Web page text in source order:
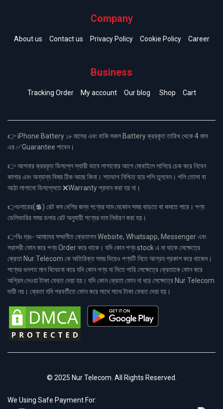
Company
About us Contact us Privacy Policy Cookie Policy Career
Business
Tracking Order My account Our blog Shop Cart
👉 iPhone Battery ১৮ মাসের এবং বাকি সকল Battery ক্রয়কৃত তারিখ থেকে 4 মাস
এর ✅Guarantee পাবেন।
👉 আপনার ক্রয়কৃত ডিসপ্লে স্থায়ী ভাবে লাগানোর আগে মোবাইলে লাগিয়ে চেক করে নিবেন
কালার এবং অন্যান্য বিষয় ঠিক আছে কিনা। শতভাগ নিশ্চিত হয়ে পলি তুলবেন। পলি তোলা বা
আঠা লাগানো ডিসপ্লেতে ❌Warranty প্রদান করা হয় না।
👉ডলারের(💲) রেট কম বেশির জন্য পণ্যের দাম যেকোন সময় বাড়তে বা কমতে পারে। পণ্য
ডেলিভারির সময় ডলার রেট অনুযায়ী পণ্যের দাম নির্ধারণ করা হয়।
👉বিঃ দ্রঃ- আমাদের সম্মানীত ক্রেতাগন Website, Whatsapp, Messenger এবং
সরাসরী ফোন করে পণ্য Order করে থাকে। যদি কোন পণ্য stock এ না থাকে সেক্ষেত্রে
ক্রেতা Nur Telecom কে অতিরিক্ত সময় দিয়েও পণ্যটি নিতে আগ্রহ প্রকাশ করে থাকেন।
পণ্যের গুনগত মান বিবেচনা করে যদি কোন পণ্য না দিতে পারি সেক্ষেত্রে ক্রেতাকে ফোন করে
অগ্রিম নেওয়া টাকা ফেরত দেয়া হয়। যদি কোন ক্রেতা ফোন না ধরে সেক্ষেত্রে Nur Telecom
দায়ী নয়। ক্রেতা যদি পরবর্তীতে ফোন করে সাথে সাথে টাকা ফেরত দেয়া হয়।
© 2025 Nur Telecom. All Rights Reserved.
We Using Safe Payment For: